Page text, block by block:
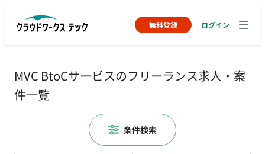
無料登録 ログイン
MVC BtoCサービスのフリーランス求人・案
件一覧
条件検索